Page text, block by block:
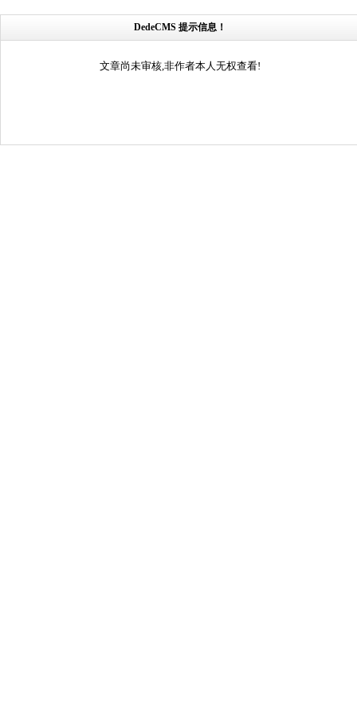
DedeCMS 提示信息！
文章尚未审核,非作者本人无权查看!